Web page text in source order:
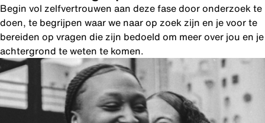
Begin vol zelfvertrouwen aan deze fase door onderzoek te
doen, te begrijpen waar we naar op zoek zijn en je voor te
bereiden op vragen die zijn bedoeld om meer over jou en je
achtergrond te weten te komen.